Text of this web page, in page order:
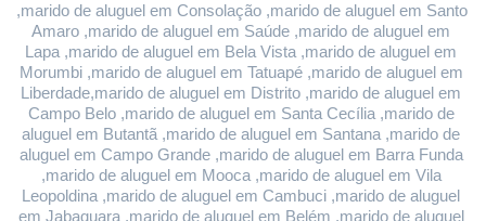
,marido de aluguel em Consolação ,marido de aluguel em Santo
Amaro ,marido de aluguel em Saúde ,marido de aluguel em
Lapa ,marido de aluguel em Bela Vista ,marido de aluguel em
Morumbi ,marido de aluguel em Tatuapé ,marido de aluguel em
Liberdade,marido de aluguel em Distrito ,marido de aluguel em
Campo Belo ,marido de aluguel em Santa Cecília ,marido de
aluguel em Butantã ,marido de aluguel em Santana ,marido de
aluguel em Campo Grande ,marido de aluguel em Barra Funda
,marido de aluguel em Mooca ,marido de aluguel em Vila
Leopoldina ,marido de aluguel em Cambuci ,marido de aluguel
em Jabaquara ,marido de aluguel em Belém ,marido de aluguel